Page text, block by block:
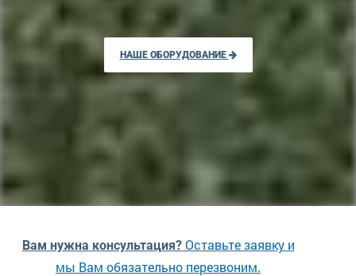
НАШЕ ОБОРУДОВАНИЕ
Вам нужна консультация?Оставьте заявку и
мы Вам обязательно перезвоним.